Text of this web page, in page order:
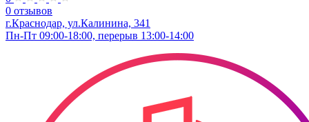
0 отзывов
г.Краснодар, ул.Калинина, 341
Пн-Пт 09:00-18:00, перерыв 13:00-14:00